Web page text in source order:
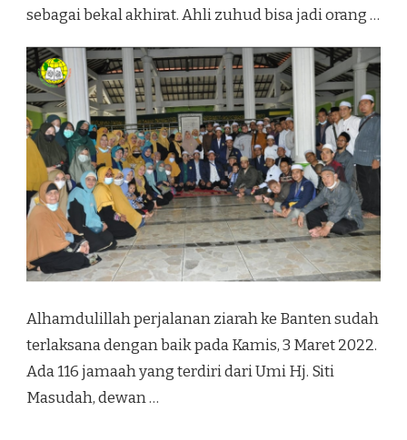
sebagai bekal akhirat. Ahli zuhud bisa jadi orang …
Alhamdulillah perjalanan ziarah ke Banten sudah
terlaksana dengan baik pada Kamis, 3 Maret 2022.
Ada 116 jamaah yang terdiri dari Umi Hj. Siti
Masudah, dewan …